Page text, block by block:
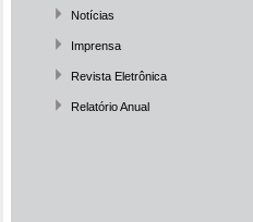
Notícias
Imprensa
Revista Eletrônica
Relatório Anual